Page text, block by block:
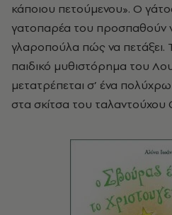
κάποιου πετούμενου». Ο
γατοπαρέα του προσπαθούν
γλαροπούλα πώς να πετάξει.
παιδικό μυθιστόρημα του
μετατρέπεται σ’ ένα
στα σκίτσα του ταλαντούχου